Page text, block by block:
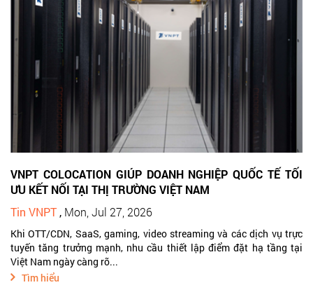
VNPT COLOCATION GIÚP DOANH NGHIỆP QUỐC TẾ TỐI
ƯU KẾT NỐI TẠI THỊ TRƯỜNG VIỆT NAM
Tin VNPT , Mon, Jul 27, 2026
Khi OTT/CDN, SaaS, gaming, video streaming và các dịch vụ trực
tuyến tăng trưởng mạnh, nhu cầu thiết lập điểm đặt hạ tầng tại
Việt Nam ngày càng rõ...
Tìm hiểu